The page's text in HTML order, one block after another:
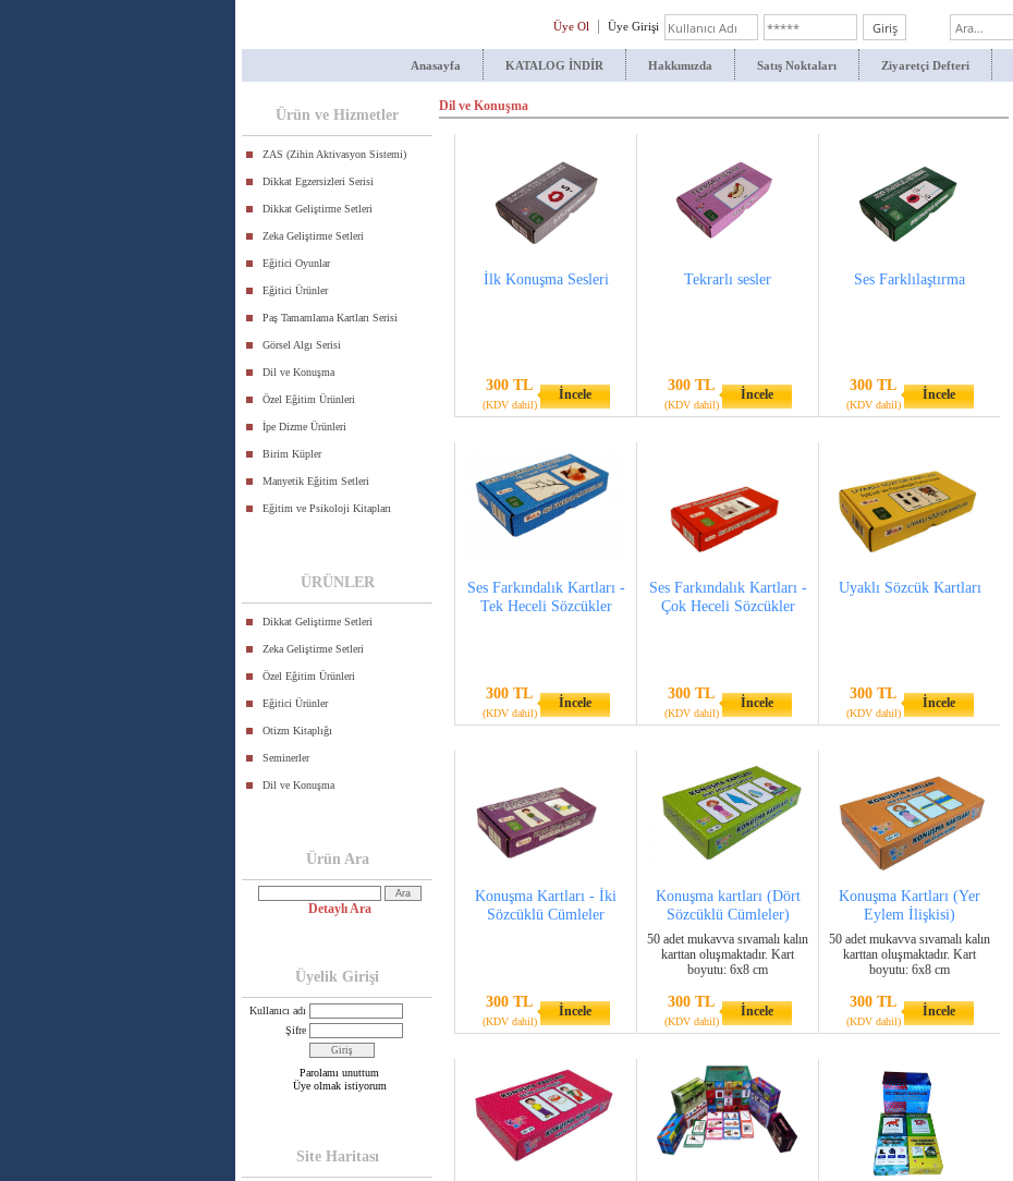
Üye Ol Üye Girişi
Anasayfa KATALOG İNDİR Hakkımızda Satış Noktaları Ziyaretçi Defteri
Ürün ve Hizmetler
ZAS (Zihin Aktivasyon Sistemi)
Dikkat Egzersizleri Serisi
Dikkat Geliştirme Setleri
Zeka Geliştirme Setleri
Eğitici Oyunlar
Eğitici Ürünler
Paş Tamamlama Kartları Serisi
Görsel Algı Serisi
Dil ve Konuşma
Özel Eğitim Ürünleri
İpe Dizme Ürünleri
Birim Küpler
Manyetik Eğitim Setleri
Eğitim ve Psikoloji Kitapları
ÜRÜNLER
Dikkat Geliştirme Setleri
Zeka Geliştirme Setleri
Özel Eğitim Ürünleri
Eğitici Ürünler
Otizm Kitaplığı
Seminerler
Dil ve Konuşma
Ürün Ara
Detaylı Ara
Üyelik Girişi
Kullanıcı adı
Şifre
Parolamı unuttum
Üye olmak istiyorum
Site Haritası
Dil ve Konuşma
İlk Konuşma Sesleri
300 TL
(KDV dahil)
İncele
Tekrarlı sesler
300 TL
(KDV dahil)
İncele
Ses Farklılaştırma
300 TL
(KDV dahil)
İncele
Ses Farkındalık Kartları -
Tek Heceli Sözcükler
300 TL
(KDV dahil)
İncele
Ses Farkındalık Kartları -
Çok Heceli Sözcükler
300 TL
(KDV dahil)
İncele
Uyaklı Sözcük Kartları
300 TL
(KDV dahil)
İncele
Konuşma Kartları - İki
Sözcüklü Cümleler
300 TL
(KDV dahil)
İncele
Konuşma kartları (Dört
Sözcüklü Cümleler)
50 adet mukavva sıvamalı kalın
karttan oluşmaktadır. Kart
boyutu: 6x8 cm
300 TL
(KDV dahil)
İncele
Konuşma Kartları (Yer
Eylem İlişkisi)
50 adet mukavva sıvamalı kalın
karttan oluşmaktadır. Kart
boyutu: 6x8 cm
300 TL
(KDV dahil)
İncele